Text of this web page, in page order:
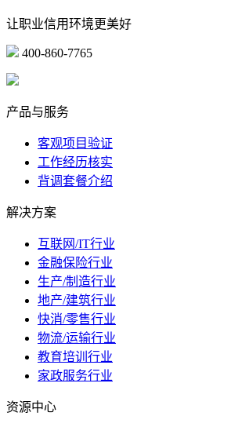
让职业信用环境更美好
400-860-7765
产品与服务
客观项目验证
工作经历核实
背调套餐介绍
解决方案
互联网/IT行业
金融保险行业
生产/制造行业
地产/建筑行业
快消/零售行业
物流/运输行业
教育培训行业
家政服务行业
资源中心